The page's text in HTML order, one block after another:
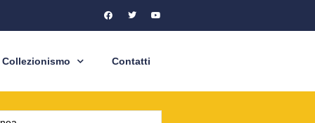
Collezionismo Contatti